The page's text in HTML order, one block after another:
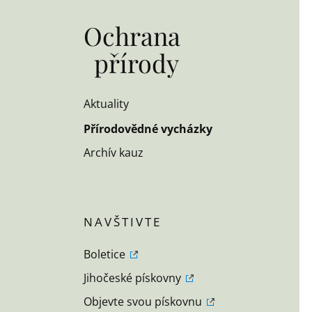
Ochrana
přírody
Aktuality
Přírodovědné vycházky
Archív kauz
Boletice
Jihočeské pískovny
Objevte svou pískovnu